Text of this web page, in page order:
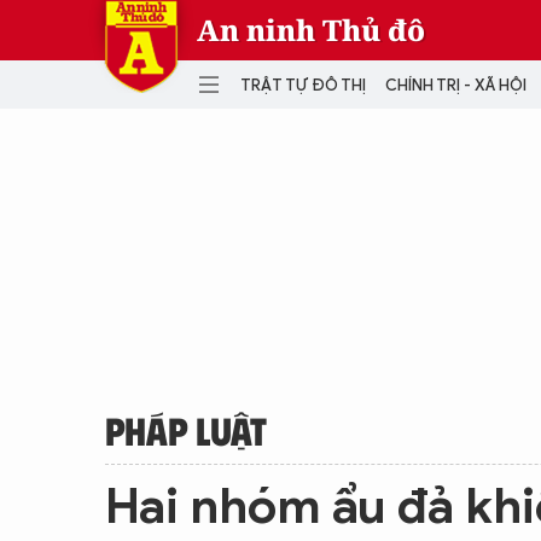
An ninh Thủ đô
TRẬT TỰ ĐÔ THỊ CHÍNH TRỊ - XÃ HỘI
PHÁP LUẬT
Hai nhóm ẩu đả